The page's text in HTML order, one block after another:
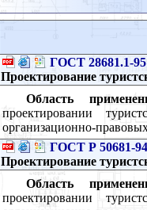
ГОСТ 28681.1-95
Проектирование
Область
проектировании
организационно-
ГОСТ Р 50681-94
Проектирование
Область
проектировании